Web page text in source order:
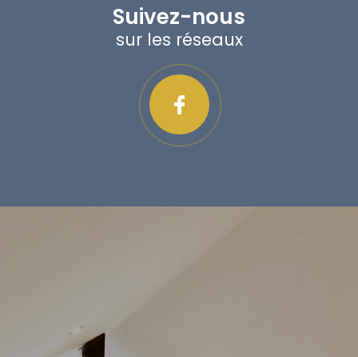
Suivez-nous
sur les réseaux